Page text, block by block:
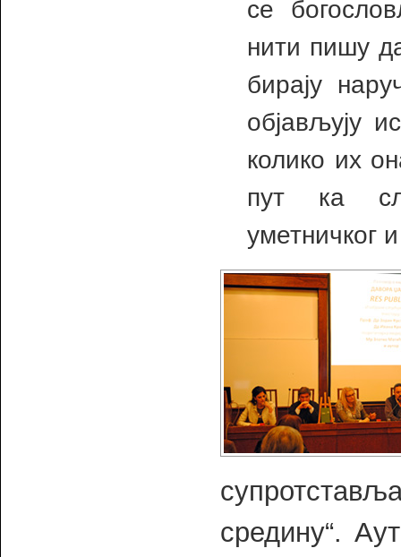
се
нити пишу
бирају
објављују
колико их
пут ка
уметничког
средину“.